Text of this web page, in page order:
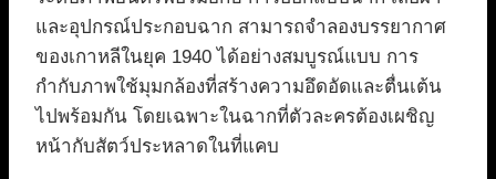
และอุปกรณ์ประกอบฉาก สามารถจำลองบรรยากาศ
ของเกาหลีในยุค 1940 ได้อย่างสมบูรณ์แบบ การ
กำกับภาพใช้มุมกล้องที่สร้างความอึดอัดและตื่นเต้น
ไปพร้อมกัน โดยเฉพาะในฉากที่ตัวละครต้องเผชิญ
หน้ากับสัตว์ประหลาดในที่แคบ